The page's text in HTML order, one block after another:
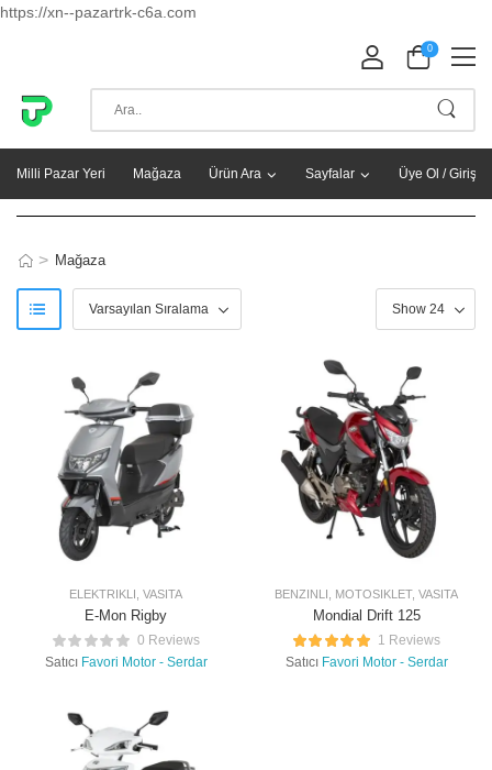
https://xn--pazartrk-c6a.com
0
Milli Pazar Yeri Mağaza Ürün Ara Sayfalar Üye Ol / Giriş
> Mağaza
ELEKTRIKLI VASITA
E-Mon Rigby
0 Reviews
Satıcı Favori Motor - Serdar
BENZINLI MOTOSIKLET, VASITA
Mondial Drift 125
1 Reviews
Satıcı Favori Motor - Serdar